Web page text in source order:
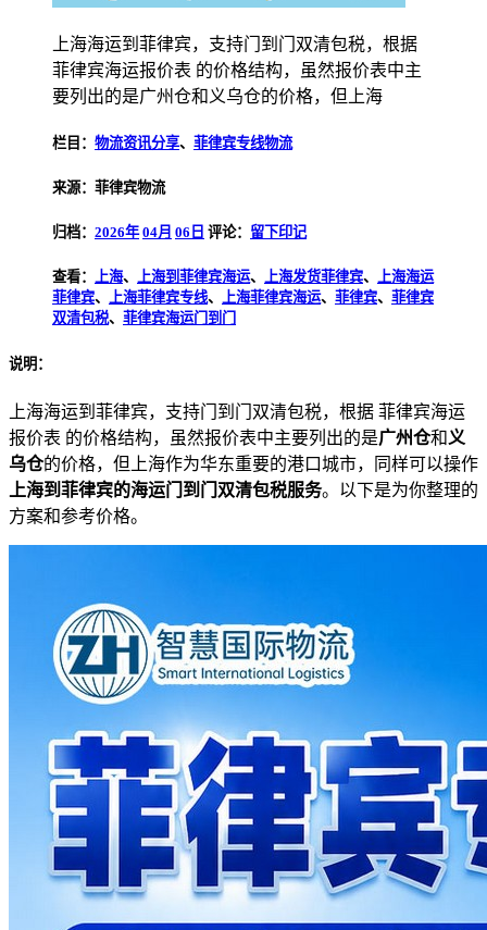
上海海运到菲律宾，支持门到门双清包税，根据
菲律宾海运报价表 的价格结构，虽然报价表中主
要列出的是广州仓和义乌仓的价格，但上海
栏目： 物流资讯分享、 菲律宾专线物流
来源：菲律宾物流
归档： 2026年 04月 06日 评论： 留下印记
查看： 上海、 上海到菲律宾海运、 上海发货菲律宾、 上海海运
菲律宾、 上海菲律宾专线、 上海菲律宾海运、 菲律宾、 菲律宾
双清包税、 菲律宾海运门到门
说明：
上海海运到菲律宾，支持门到门双清包税，根据 菲律宾海运
报价表 的价格结构，虽然报价表中主要列出的是广州仓和 义
乌仓的价格，但上海作为华东重要的港口城市，同样可以操作
上海到菲律宾的海运门到门双清包税服务。以下是为你整理的
方案和参考价格。